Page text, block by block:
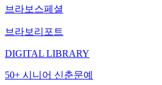
브라보스페셜
브라보리포트
DIGITAL LIBRARY
50+ 시니어 신춘문예